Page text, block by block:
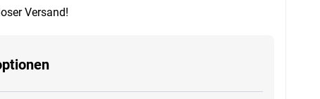
Versand!